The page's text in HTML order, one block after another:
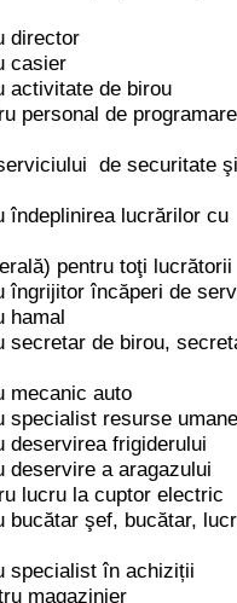
director
casier
activitate de birou
personal de
de securitate
îndeplinirea lucrărilor cu
pentru toţi lucrătorii
îngrijitor încăperi de
hamal
secretar de birou,
mecanic auto
specialist resurse umane
deservirea frigiderului
deservire a aragazului
lucru la cuptor electric
bucătar şef, bucătar,
specialist în achiziții
magazinier